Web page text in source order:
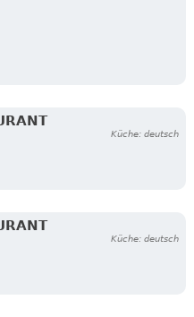
Küche: deutsch
Küche: deutsch